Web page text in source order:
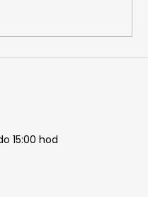
15:00 hod